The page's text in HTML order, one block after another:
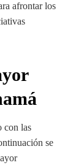
afrontar los
con las
se